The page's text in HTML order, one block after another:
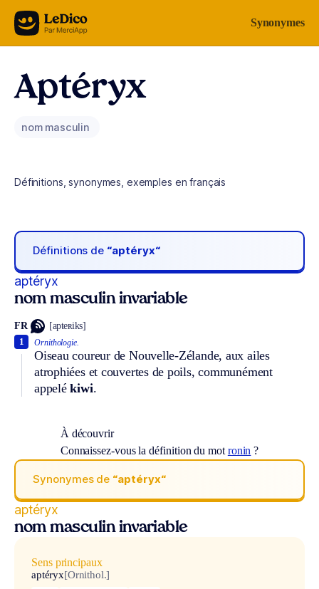
Aller au contenu Synonymes
Aptéryx
nom masculin
Définitions, synonymes, exemples en français
Définitions de “aptéryx“
aptéryx
nom masculin invariable
FR [apteʀiks]
Ornithologie.
Oiseau coureur de Nouvelle-Zélande, aux ailes
atrophiées et couvertes de poils, communément
appelékiwi.
1
À découvrir
Connaissez-vous la définition du mot ronin ?
Synonymes de “aptéryx“
aptéryx
nom masculin invariable
Sens principaux
aptéryx[Ornithol.]